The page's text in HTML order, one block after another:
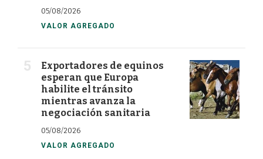
05/08/2026
VALOR AGREGADO
Exportadores de equinos
esperan que Europa
habilite el tránsito
mientras avanza la
negociación sanitaria
05/08/2026
VALOR AGREGADO